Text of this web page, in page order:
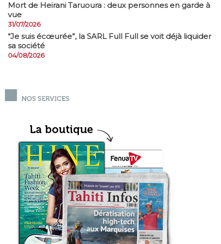
Mort de Heirani Taruoura : deux personnes en garde à
vue
31/07/2026
​“Je suis écœurée”, la SARL Full Full se voit déjà liquider
sa société
04/08/2026